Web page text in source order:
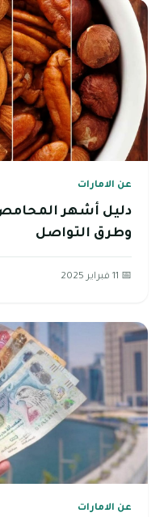
عن الامارات
دليل أشهر المحامص
وطرق التواصل
📅 11 فبراير 2025
عن الامارات